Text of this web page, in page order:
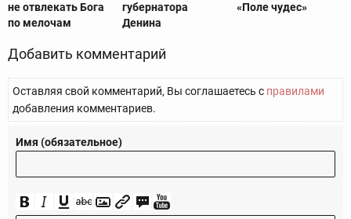
не отвлекать Бога
по мелочам
губернатора
Денина
«Поле чудес»
Добавить комментарий
Оставляя свой комментарий, Вы соглашаетесь с правилами
добавления комментариев.
Имя (обязательное)